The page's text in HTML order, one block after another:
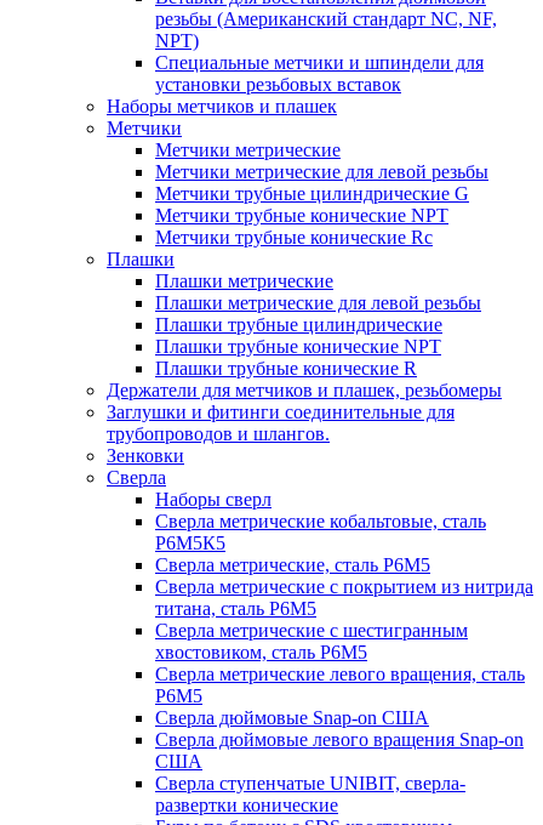
резьбы (Американский стандарт NC, NF,
NPT)
Специальные метчики и шпиндели для
установки резьбовых вставок
Наборы метчиков и плашек
Метчики
Метчики метрические
Метчики метрические для левой резьбы
Метчики трубные цилиндрические G
Метчики трубные конические NPT
Метчики трубные конические Rc
Плашки
Плашки метрические
Плашки метрические для левой резьбы
Плашки трубные цилиндрические
Плашки трубные конические NPT
Плашки трубные конические R
Держатели для метчиков и плашек, резьбомеры
Заглушки и фитинги соединительные для
трубопроводов и шлангов.
Зенковки
Сверла
Наборы сверл
Сверла метрические кобальтовые, сталь
Р6М5К5
Сверла метрические, сталь Р6М5
Сверла метрические с покрытием из нитрида
титана, сталь Р6М5
Сверла метрические с шестигранным
хвостовиком, сталь Р6М5
Сверла метрические левого вращения, сталь
Р6М5
Сверла дюймовые Snap-on США
Сверла дюймовые левого вращения Snap-on
США
Сверла ступенчатые UNIBIT, сверла-
развертки конические